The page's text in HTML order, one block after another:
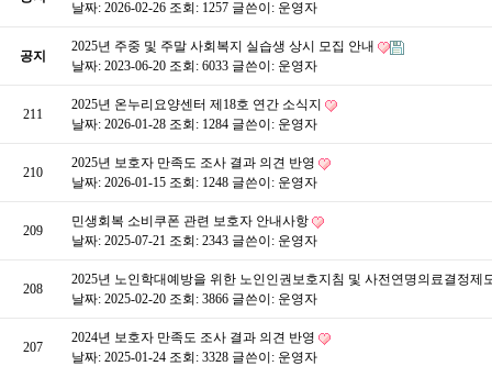
날짜: 2026-02-26 조회: 1257 글쓴이: 운영자
공지
2025년 주중 및 주말 사회복지 실습생 상시 모집 안내
날짜: 2023-06-20 조회: 6033 글쓴이: 운영자
211
2025년 온누리요양센터 제18호 연간 소식지
날짜: 2026-01-28 조회: 1284 글쓴이: 운영자
210
2025년 보호자 만족도 조사 결과 의견 반영
날짜: 2026-01-15 조회: 1248 글쓴이: 운영자
209
민생회복 소비쿠폰 관련 보호자 안내사항
날짜: 2025-07-21 조회: 2343 글쓴이: 운영자
208
2025년 노인학대예방을 위한 노인인권보호지침 및 사전연명의료결정제
날짜: 2025-02-20 조회: 3866 글쓴이: 운영자
207
2024년 보호자 만족도 조사 결과 의견 반영
날짜: 2025-01-24 조회: 3328 글쓴이: 운영자